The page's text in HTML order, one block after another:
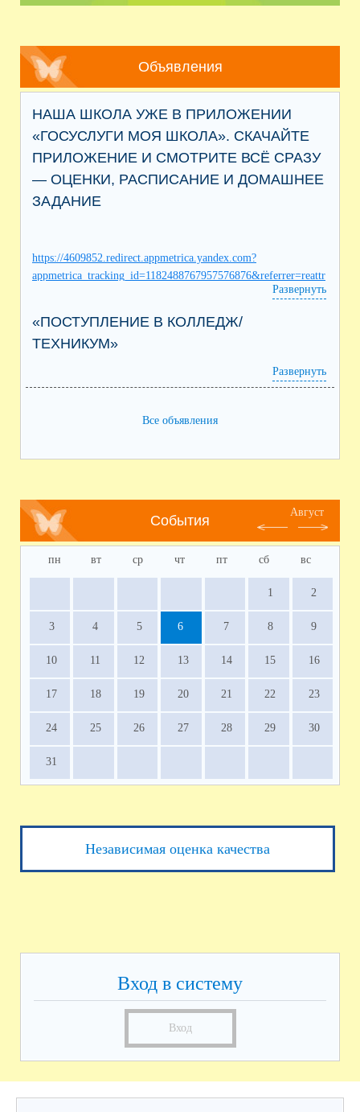
Объявления
НАША ШКОЛА УЖЕ В ПРИЛОЖЕНИИ
«ГОСУСЛУГИ МОЯ ШКОЛА». СКАЧАЙТЕ
ПРИЛОЖЕНИЕ И СМОТРИТЕ ВСЁ СРАЗУ
— ОЦЕНКИ, РАСПИСАНИЕ И ДОМАШНЕЕ
ЗАДАНИЕ
https://4609852.redirect.appmetrica.yandex.com?
appmetrica_tracking_id=1182488767957576876&referrer=reattr
Развернуть
«ПОСТУПЛЕНИЕ В КОЛЛЕДЖ/
ТЕХНИКУМ»
Развернуть
Все объявления
События
Август
пн вт ср чт пт сб вс
1 2
3 4 5 6 7 8 9
10 11 12 13 14 15 16
17 18 19 20 21 22 23
24 25 26 27 28 29 30
31
Независимая оценка качества
Вход в систему
Вход